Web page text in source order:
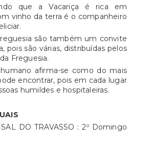
que a Vacariça é rica em
vinho da terra é o companheiro
são também um convite
pois são várias, distribuídas pelos
Freguesia.
afirma-se como do mais
encontrar, pois em cada lugar
humildes e hospitaleiras.
DO TRAVASSO : 2º Domingo